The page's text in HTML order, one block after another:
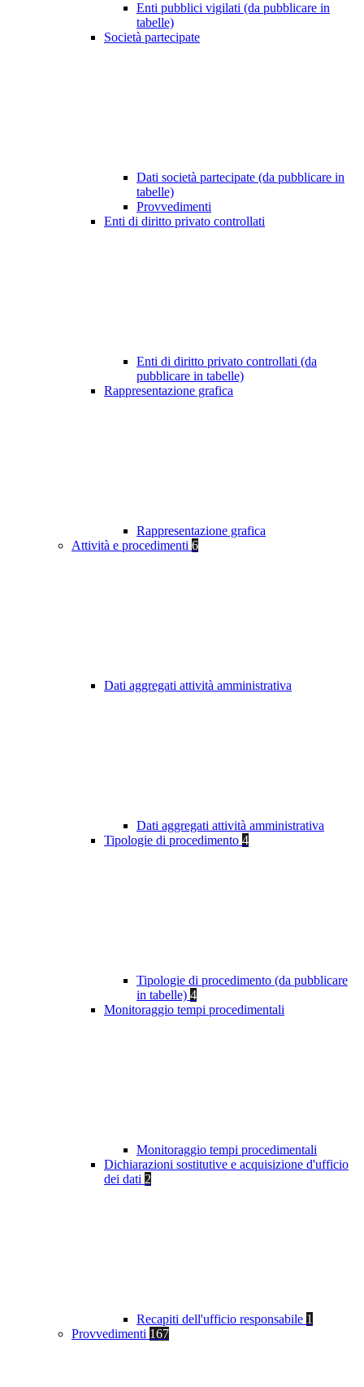
Enti pubblici vigilati (da pubblicare in
tabelle)
Società partecipate
Dati società partecipate (da pubblicare in
tabelle)
Provvedimenti
Enti di diritto privato controllati
Enti di diritto privato controllati (da
pubblicare in tabelle)
Rappresentazione grafica
Rappresentazione grafica
Attività e procedimenti 6
Dati aggregati attività amministrativa
Dati aggregati attività amministrativa
Tipologie di procedimento 4
Tipologie di procedimento (da pubblicare
in tabelle) 4
Monitoraggio tempi procedimentali
Monitoraggio tempi procedimentali
Dichiarazioni sostitutive e acquisizione d'ufficio
dei dati 2
Recapiti dell'ufficio responsabile 1
Provvedimenti 167